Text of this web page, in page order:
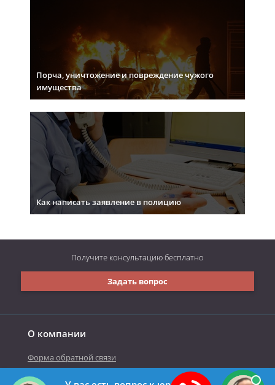
Порча, уничтожение и повреждение чужого
имущества
Как написать заявление в полицию
О компании
Форма обратной связи
Задать вопрос
Получите консультациюбесплатно